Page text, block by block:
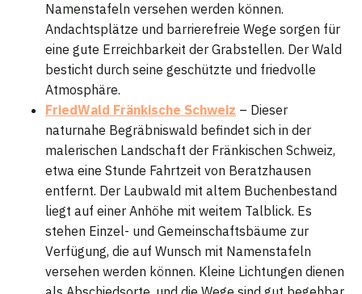
Namenstafeln versehen werden können.
Andachtsplätze und barrierefreie Wege sorgen für
eine gute Erreichbarkeit der Grabstellen. Der Wald
besticht durch seine geschützte und friedvolle
Atmosphäre.
FriedWald Fränkische Schweiz – Dieser
naturnahe Begräbniswald befindet sich in der
malerischen Landschaft der Fränkischen Schweiz,
etwa eine Stunde Fahrtzeit von Beratzhausen
entfernt. Der Laubwald mit altem Buchenbestand
liegt auf einer Anhöhe mit weitem Talblick. Es
stehen Einzel- und Gemeinschaftsbäume zur
Verfügung, die auf Wunsch mit Namenstafeln
versehen werden können. Kleine Lichtungen dienen